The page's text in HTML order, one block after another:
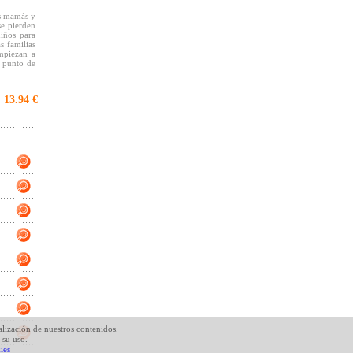
mamás y
pierden
para
familias
a
punto de
hijos y
más de
nueva
uno al
de la
una
La
los
13.94 €
de nuestros contenidos.
su uso.